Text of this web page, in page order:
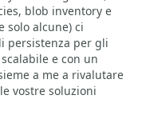
blob inventory e
solo alcune) ci
persistenza per gli
e con un
a me a rivalutare
vostre soluzioni